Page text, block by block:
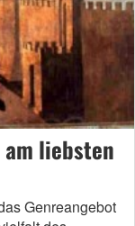
am liebsten
Genreangebot